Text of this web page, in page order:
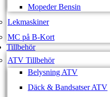
Mopeder Bensin
Lekmaskiner
MC på B-Kort
Tillbehör
ATV Tillbehör
Belysning ATV
Däck & Bandsatser ATV